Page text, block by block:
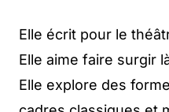
Elle écrit pour le
Elle aime faire surgir
Elle explore des